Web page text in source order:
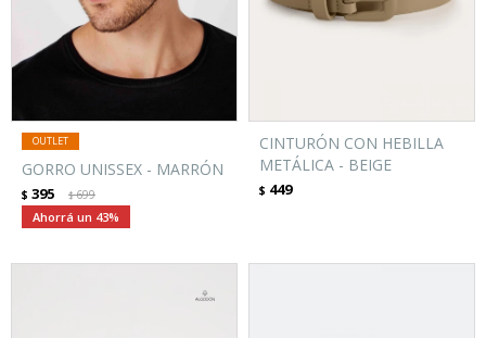
GORRO UNISSEX - MARRÓN
$ 395 $699
43
CINTURÓN CON HEBILLA
METÁLICA - BEIGE
$ 449